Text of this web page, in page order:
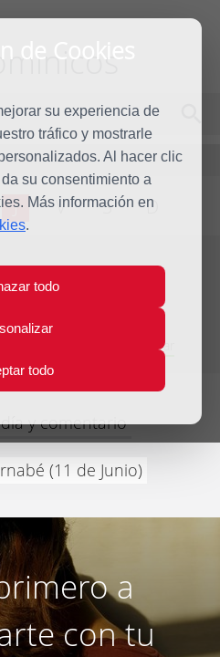
de Cookies
su experiencia de
tráfico y mostrarle
Al hacer clic
su consentimiento a
Más información en
.
todo
todo
J V S D
del día
Tiempo Ordinario - Año Par
y comentario
(11 de Junio)
a
con tu